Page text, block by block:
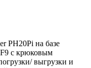
PH20Pi на базе
с крюковым
выгрузки и